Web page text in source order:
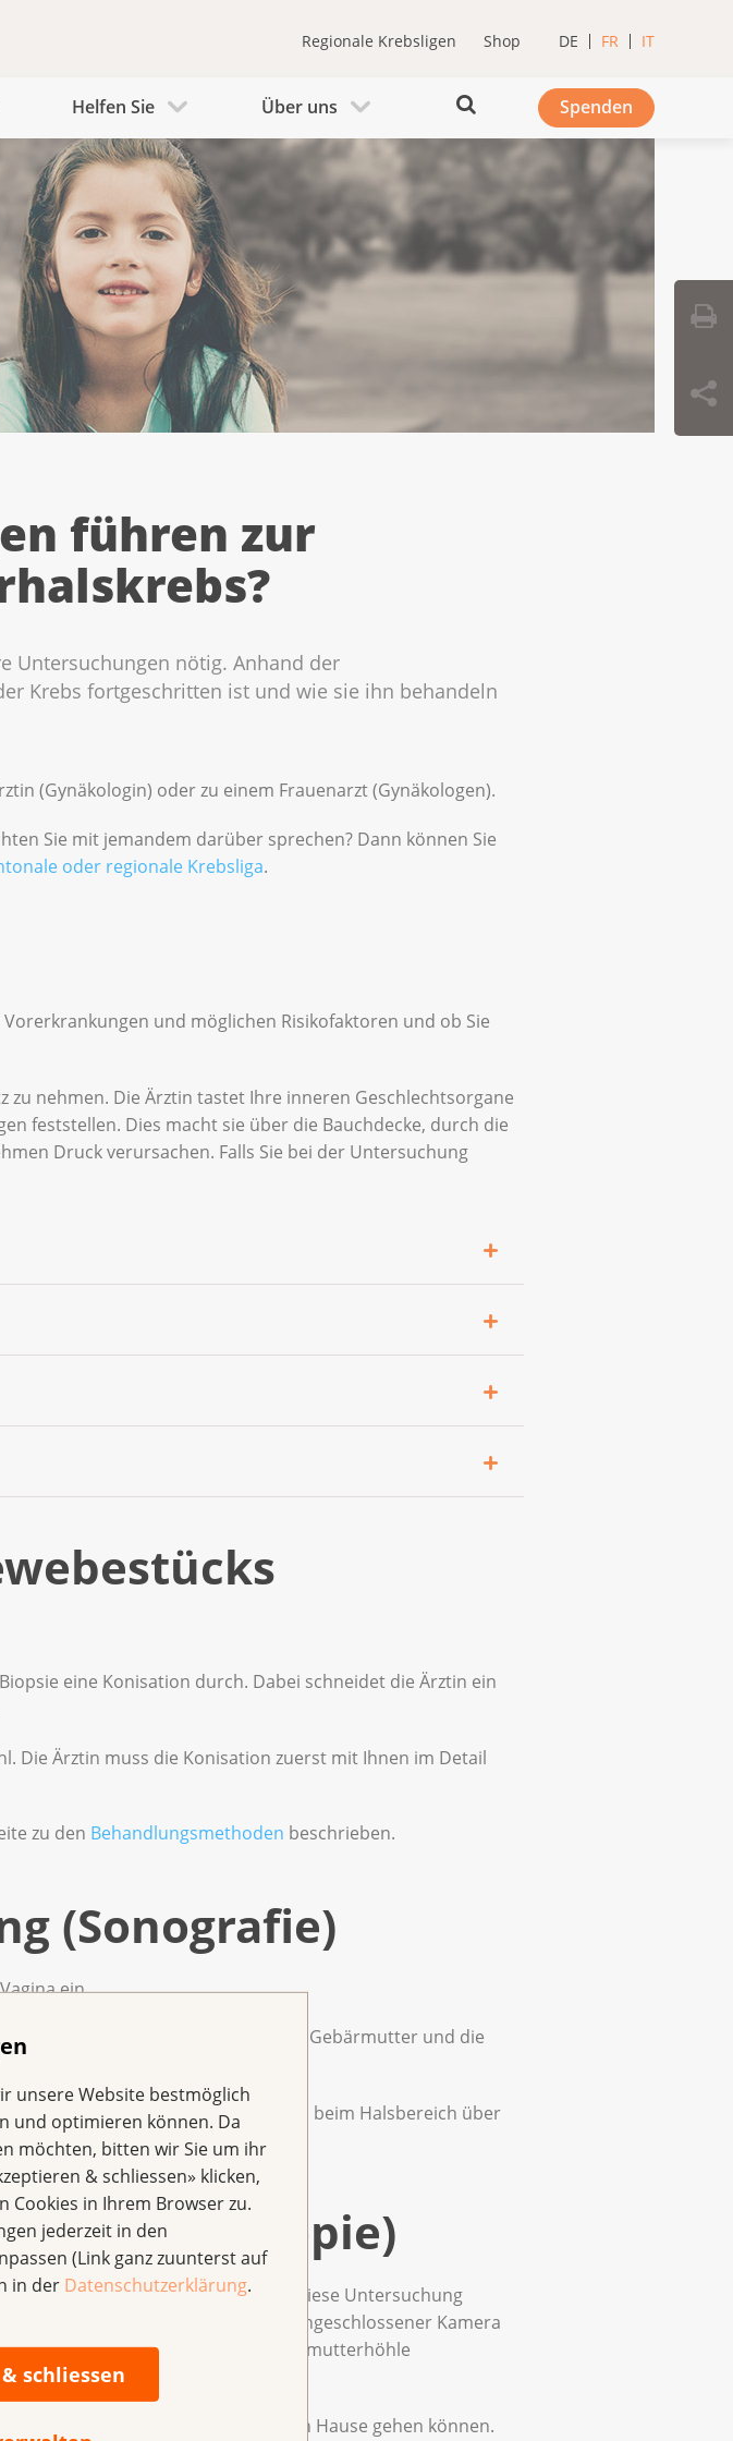
unsere Website bestmöglich
und optimieren können. Da
möchten, bitten wir Sie um ihr
& schliessen» klicken,
Cookies in Ihrem Browser zu.
jederzeit in den
(Link ganz zuunterst auf
in der Datenschutzerklärung.
schliessen
Regionale Krebsligen Shop DE FR IT
Helfen Sie Über uns Spenden
führen zur
Untersuchungen nötig. Anhand der
Krebs fortgeschritten ist und wie sie ihn behandeln
(Gynäkologin) oder zu einem Frauenarzt (Gynäkologen).
Sie mit jemandem darüber sprechen? Dann können Sie
oder regionale Krebsliga.
und möglichen Risikofaktoren und ob Sie
zu nehmen. Die Ärztin tastet Ihre inneren Geschlechtsorgane
feststellen. Dies macht sie über die Bauchdecke, durch die
Druck verursachen. Falls Sie bei der Untersuchung
(Spekulum). Dadurch wird der
Bürstchen) entnimmt die Ärztin Zellen vom
zu wissen: Ein auffälliges Ergebnis des Pap-Tests ist
sind. Je nach Befund rät Ihre Ärztin zu häufigeren
Abklärung.
Gebärmutterhals. Diese lässt sie im Labor auf humane
sie zusätzlich, ob es sich dabei um Hochrisiko-
mit einer speziellen Lösung. Dann betrachtet sie
sie krankhafte Veränderungen.
und leichte Blutungen auslösen, ist aber
untersuchen.
eine Konisation durch. Dabei schneidet die Ärztin ein
Die Ärztin muss die Konisation zuerst mit Ihnen im Detail
zu den Behandlungsmethoden beschrieben.
(Sonografie)
ein.
Bildschirm kann die Ärztin Ihre Gebärmutter und die
der Nieren oder der Lymphknoten beim Halsbereich über
(Hysteroskopie)
gemacht. Für diese Untersuchung
dünnes Rohr (Hysteroskop) mit angeschlossener Kamera
Damit kann die Ärztin Ihre Gebärmutterhöhle
Sie noch am selben Tag nach Hause gehen können.